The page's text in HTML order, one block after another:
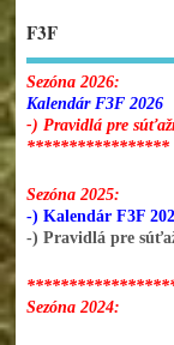
F3F
Sezóna 2026:
Kalendár F3F 2026
-) Pravidlá pre
*****************
Sezóna 2025:
-) Kalendár F3F
-) Pravidlá pre
Sezóna 2024: